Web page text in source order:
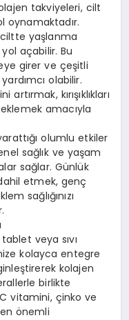
takviyeleri, cilt
oynamaktadır.
yaşlanma
açabilir. Bu
girer ve çeşitli
olabilir.
kırışıklıkları
amacıyla
olumlu etkiler
sağlık ve yaşam
sağlar. Günlük
etmek, genç
sağlığınızı
veya sıvı
kolayca entegre
kolajen
birlikte
vitamini, çinko ve
önemli